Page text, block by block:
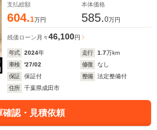
支払総額
604.1万円
本体価格
585.0万円
残価ローン 月々46,100円
年式 2024年 走行 1.7万km
車検
'27/02 修復
なし
保証
保証付 整備
法定整備付
住所
千葉県成田市
確認・見積依頼